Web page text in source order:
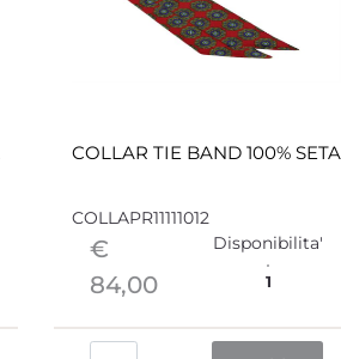
COLLAR TIE BAND 100% SETA
COLLAPR11111012
€
84,00
Disponibilita'
1